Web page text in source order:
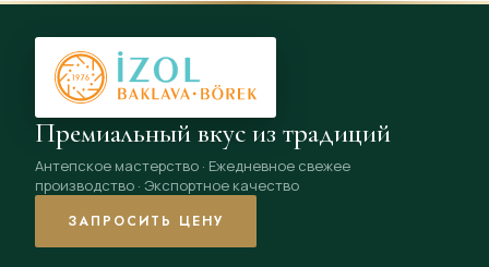
Премиальный вкус из традиций
Антепское мастерство · Ежедневное свежее
производство · Экспортное качество
ЗАПРОСИТЬ ЦЕНУ